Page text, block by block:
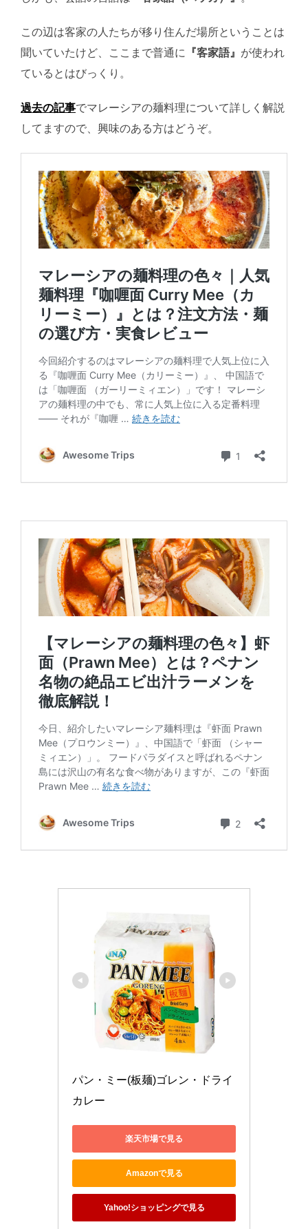
この辺は客家の人たちが移り住んだ場所ということは
聞いていたけど、ここまで普通に
『客家語』 が使われ
ているとはびっくり。
過去の記事でマレーシアの麺料理について詳しく解説
してますので、興味のある方はどうぞ。
パン・ミー(板麺)ゴレン・ドライ
カレー
楽天市場で見る
Amazonで見る
Yahoo!ショッピングで見る